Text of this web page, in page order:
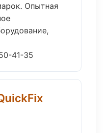
Опытная
41-35